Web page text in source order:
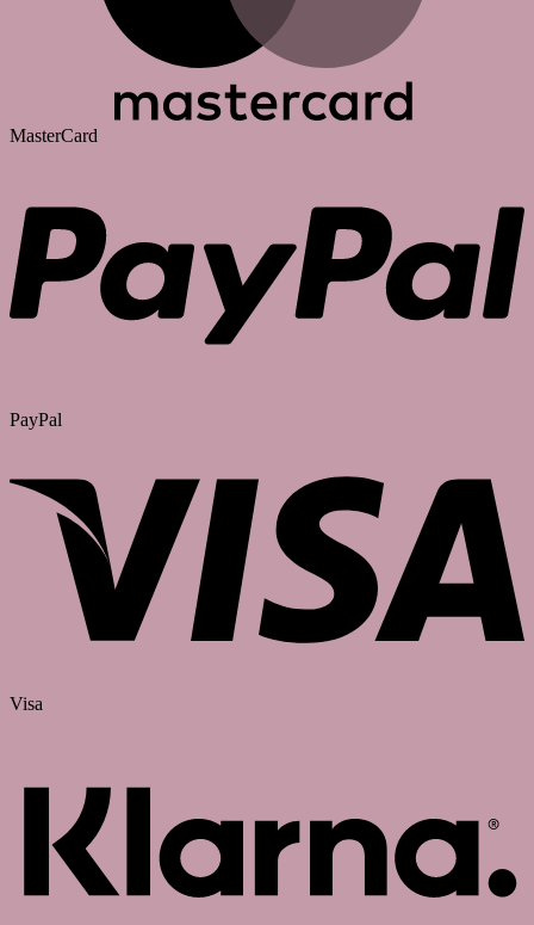
MasterCard
PayPal
Visa